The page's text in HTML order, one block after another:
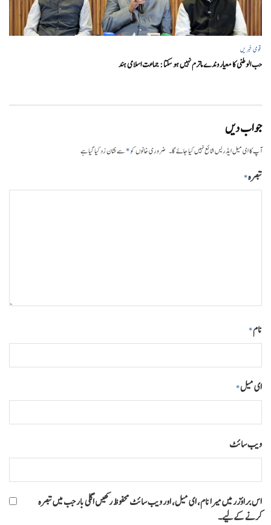
قومی خبریں
حب الوطنی کا معیار وندے ماترم نہیں ہو سکتا : جماعت اسلامی ہند
جواب دیں
آپ کا ای میل ایڈریس شائع نہیں کیا جائے گا۔ ضروری خانوں کو*سے نشان زد کیا گیا ہے
تبصرہ*
نام*
ای میل*
ویب‌ سائٹ
اس براؤزر میں میرا نام، ای میل، اور ویب سائٹ محفوظ رکھیں اگلی بار جب میں تبصرہ
کرنے کےلیے۔